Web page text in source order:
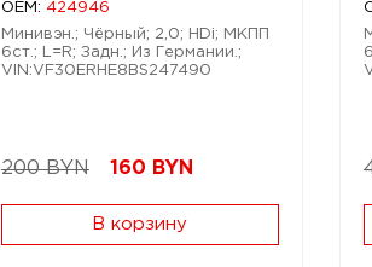
OEM: 424946
Минивэн.; Чёрный; 2,0; HDi; МКПП
6ст.; L=R; Задн.; Из Германии.;
VIN:VF30ERHE8BS247490
200 BYN 160 BYN
В корзину